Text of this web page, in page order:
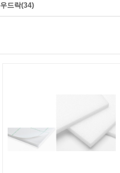
우드락(34)